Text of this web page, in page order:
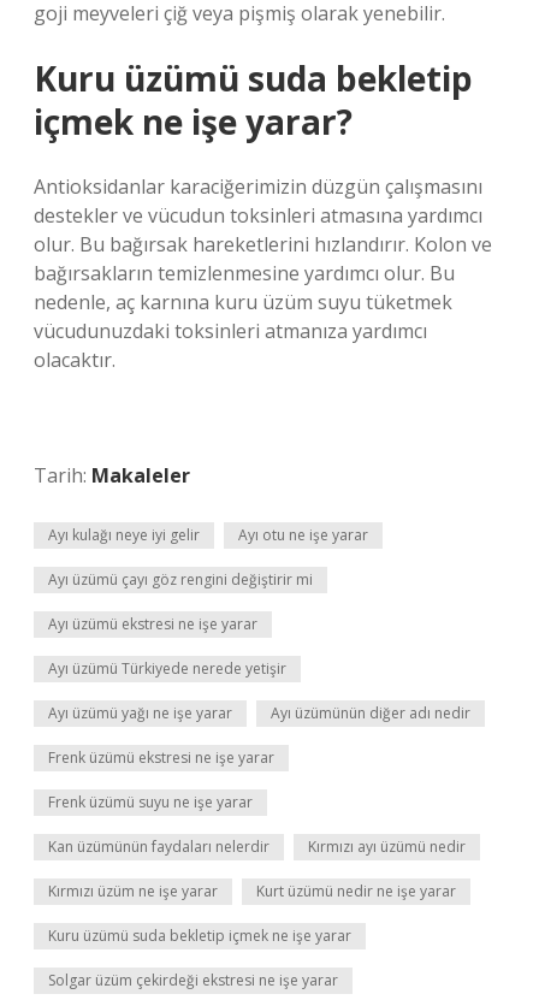
goji meyveleri çiğ veya pişmiş olarak yenebilir.
Kuru üzümü suda bekletip
içmek ne işe yarar?
Antioksidanlar karaciğerimizin düzgün çalışmasını
destekler ve vücudun toksinleri atmasına yardımcı
olur. Bu bağırsak hareketlerini hızlandırır. Kolon ve
bağırsakların temizlenmesine yardımcı olur. Bu
nedenle, aç karnına kuru üzüm suyu tüketmek
vücudunuzdaki toksinleri atmanıza yardımcı
olacaktır.
Tarih: Makaleler
Ayı kulağı neye iyi gelir Ayı otu ne işe yarar
Ayı üzümü çayı göz rengini değiştirir mi
Ayı üzümü ekstresi ne işe yarar
Ayı üzümü Türkiyede nerede yetişir
Ayı üzümü yağı ne işe yarar Ayı üzümünün diğer adı nedir
Frenk üzümü ekstresi ne işe yarar
Frenk üzümü suyu ne işe yarar
Kan üzümünün faydaları nelerdir Kırmızı ayı üzümü nedir
Kırmızı üzüm ne işe yarar Kurt üzümü nedir ne işe yarar
Kuru üzümü suda bekletip içmek ne işe yarar
Solgar üzüm çekirdeği ekstresi ne işe yarar